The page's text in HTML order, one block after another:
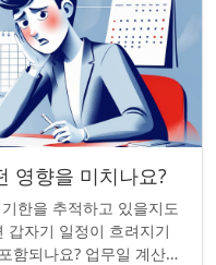
영향을 미치나요?
한을 추적하고 있을지도
갑자기 일정이 흐려지기
함되나요? 업무일 계산을